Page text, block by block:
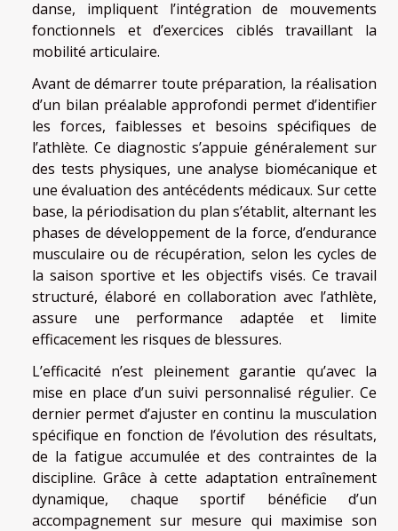
danse, impliquent l’intégration de mouvements
fonctionnels et d’exercices ciblés travaillant la
mobilité articulaire.
Avant de démarrer toute préparation, la réalisation
d’un bilan préalable approfondi permet d’identifier
les forces, faiblesses et besoins spécifiques de
l’athlète. Ce diagnostic s’appuie généralement sur
des tests physiques, une analyse biomécanique et
une évaluation des antécédents médicaux. Sur cette
base, la périodisation du plan s’établit, alternant les
phases de développement de la force, d’endurance
musculaire ou de récupération, selon les cycles de
la saison sportive et les objectifs visés. Ce travail
structuré, élaboré en collaboration avec l’athlète,
assure une performance adaptée et limite
efficacement les risques de blessures.
L’efficacité n’est pleinement garantie qu’avec la
mise en place d’un suivi personnalisé régulier. Ce
dernier permet d’ajuster en continu la musculation
spécifique en fonction de l’évolution des résultats,
de la fatigue accumulée et des contraintes de la
discipline. Grâce à cette adaptation entraînement
dynamique, chaque sportif bénéficie d’un
accompagnement sur mesure qui maximise son